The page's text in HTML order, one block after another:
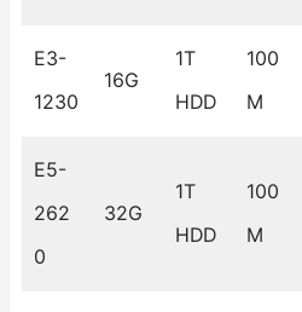
E3-
1230
16G
1T
HDD
100
M
E5-
262
0
32G
1T
HDD
100
M